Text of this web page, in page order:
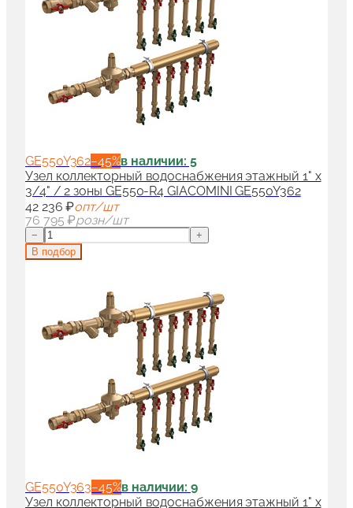
GE550Y362−45%в наличии: 5
Узел коллекторный водоснабжения этажный 1" x
3/4" / 2 зоны GE550-R4 GIACOMINI GE550Y362
42 236 ₽опт/шт
76 795 ₽розн/шт
−
+
В подбор
GE550Y363−45%в наличии: 9
Узел коллекторный водоснабжения этажный 1" x